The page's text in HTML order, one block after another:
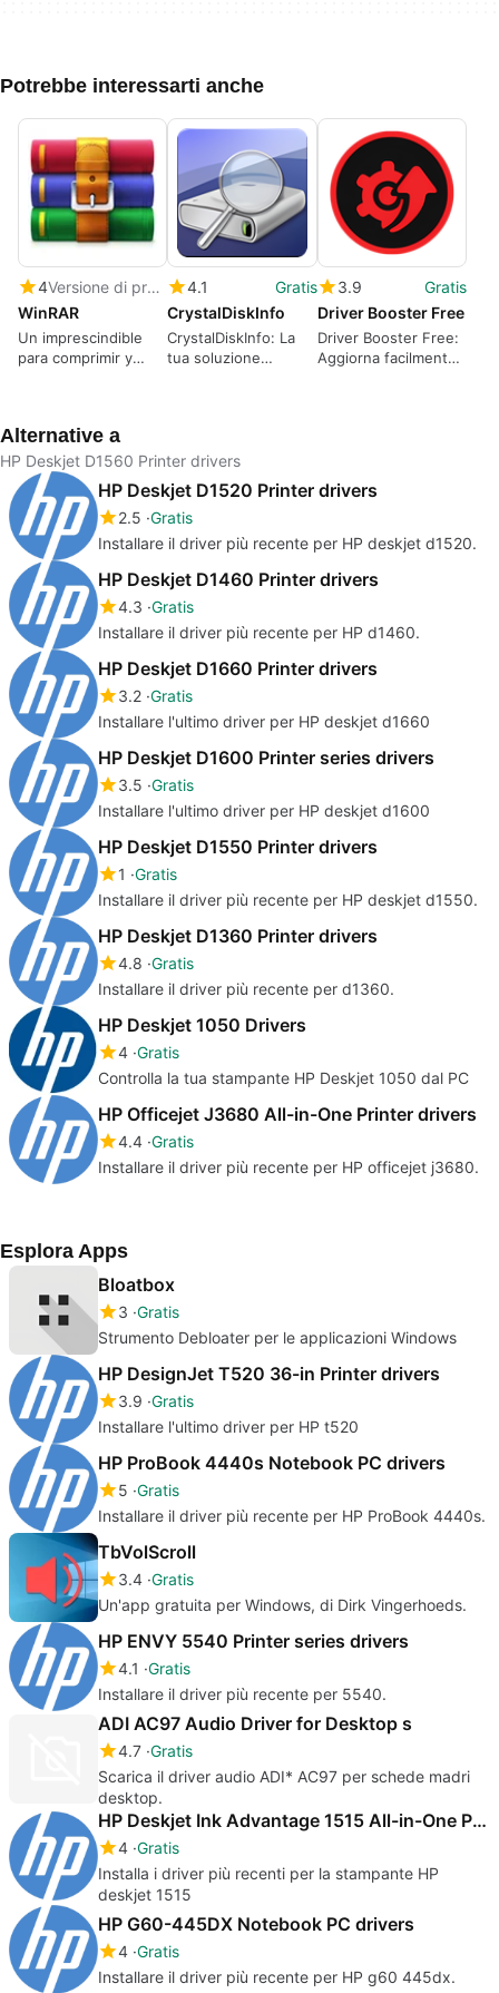
Potrebbe interessarti anche
4
Versione di prova
WinRAR
Un imprescindible
para comprimir y
4.1
Gratis
CrystalDiskInfo
CrystalDiskInfo: La
tua soluzione
3.9
Gratis
Driver Booster Free
Driver Booster Free:
Aggiorna facilmente i
Alternative a
HP Deskjet D1560 Printer drivers
HP Deskjet D1520 Printer drivers
2.5 Gratis
Installare il driver più recente per HP deskjet d1520.
HP Deskjet D1460 Printer drivers
4.3 Gratis
Installare il driver più recente per HP d1460.
HP Deskjet D1660 Printer drivers
3.2 Gratis
Installare l'ultimo driver per HP deskjet d1660
HP Deskjet D1600 Printer series drivers
3.5 Gratis
Installare l'ultimo driver per HP deskjet d1600
HP Deskjet D1550 Printer drivers
1 Gratis
Installare il driver più recente per HP deskjet d1550.
HP Deskjet D1360 Printer drivers
4.8 Gratis
Installare il driver più recente per d1360.
HP Deskjet 1050 Drivers
4 Gratis
Controlla la tua stampante HP Deskjet 1050 dal PC
HP Officejet J3680 All-in-One Printer drivers
4.4 Gratis
Installare il driver più recente per HP officejet j3680.
Esplora Apps
Bloatbox
3 Gratis
Strumento Debloater per le applicazioni Windows
HP DesignJet T520 36-in Printer drivers
3.9 Gratis
Installare l'ultimo driver per HP t520
HP ProBook 4440s Notebook PC drivers
5 Gratis
Installare il driver più recente per HP ProBook 4440s.
TbVolScroll
3.4 Gratis
Un'app gratuita per Windows, di Dirk Vingerhoeds.
HP ENVY 5540 Printer series drivers
4.1 Gratis
Installare il driver più recente per 5540.
ADI AC97 Audio Driver for Desktop s
4.7 Gratis
Scarica il driver audio ADI* AC97 per schede madri
desktop.
HP Deskjet Ink Advantage 1515 All-in-One Printer drivers
4 Gratis
Installa i driver più recenti per la stampante HP
deskjet 1515
HP G60-445DX Notebook PC drivers
4 Gratis
Installare il driver più recente per HP g60 445dx.